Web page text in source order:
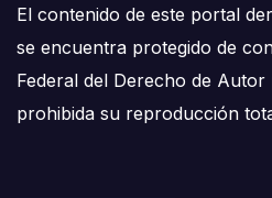
El contenido de este portal
se encuentra protegido de
Federal del Derecho de
prohibida su reproducción